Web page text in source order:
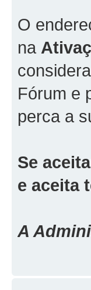
O
na
Fórum e
perca a
Se
e aceita
A